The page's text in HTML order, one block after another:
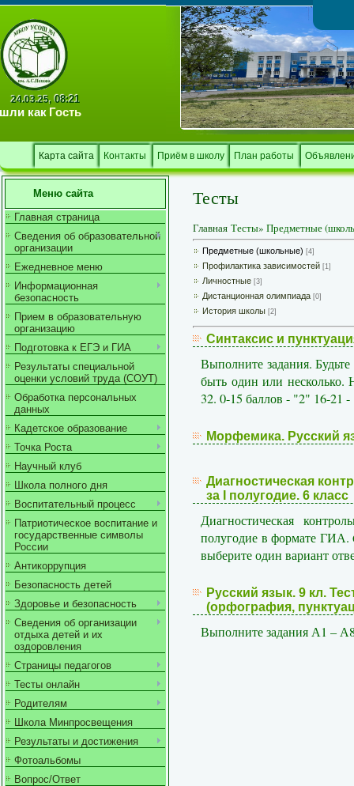
24.03.25, 08:21
как Гость
Карта сайта Контакты Приём в школу План работы
Меню сайта
Главная страница
Сведения об образовательной
организации
Ежедневное меню
Информационная
безопасность
Прием в образовательную
организацию
Подготовка к ЕГЭ и ГИА
Результаты специальной
оценки условий труда (СОУТ)
Обработка персональных
данных
Кадетское образование
Точка Роста
Научный клуб
Школа полного дня
Воспитательный процесс
Патриотическое воспитание и
государственные символы
России
Антикоррупция
Безопасность детей
Здоровье и безопасность
Сведения об организации
отдыха детей и их
оздоровления
Страницы педагогов
Тесты онлайн
Родителям
Школа Минпросвещения
Результаты и достижения
Фотоальбомы
Вопрос/Ответ
Тесты
Главная Тесты» Предметные
Предметные (школьные) [4]
Профилактика зависимостей [1]
Личностные [3]
Дистанционная олимпиада [0]
История школы [2]
Синтаксис и
Выполните задания.
быть один или несколько.
32. 0-15 баллов - "2" 16-21
Морфемика. Русский
Диагностическая
за I полугодие. 6 класс
Диагностическая
полугодие в формате ГИА.
выберите один вариант
Русский язык. 9 кл.
(орфография,
Выполните задания А1 –